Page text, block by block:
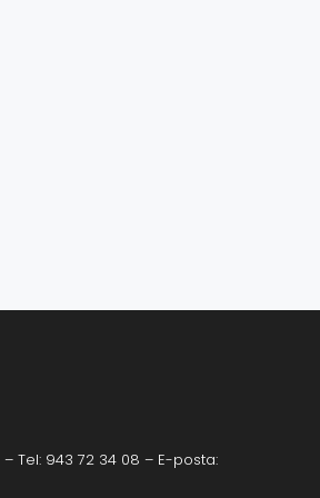
– Tel: 943 72 34 08 – E-posta: